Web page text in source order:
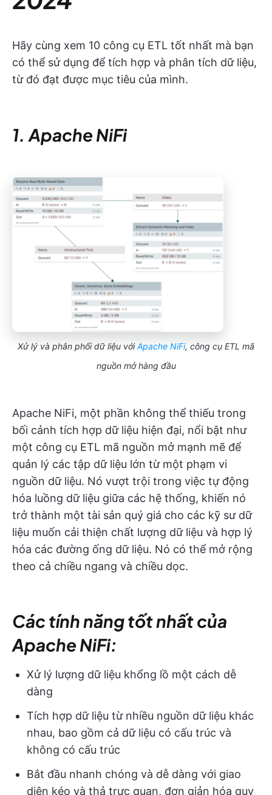
Hãy cùng xem 10 công cụ ETL tốt nhất mà bạn
có thể sử dụng để tích hợp và phân tích dữ liệu,
từ đó đạt được mục tiêu của mình.
1. Apache NiFi
Xử lý và phân phối dữ liệu vớiApache NiFi, công cụ ETL mã
nguồn mở hàng đầu
Apache NiFi, một phần không thể thiếu trong
bối cảnh tích hợp dữ liệu hiện đại, nổi bật như
một công cụ ETL mã nguồn mở mạnh mẽ để
quản lý các tập dữ liệu lớn từ một phạm vi
nguồn dữ liệu. Nó vượt trội trong việc tự động
hóa luồng dữ liệu giữa các hệ thống, khiến nó
trở thành một tài sản quý giá cho các kỹ sư dữ
liệu muốn cải thiện chất lượng dữ liệu và hợp lý
hóa các đường ống dữ liệu. Nó có thể mở rộng
theo cả chiều ngang và chiều dọc.
Các tính năng tốt nhất của
Apache NiFi:
Xử lý lượng dữ liệu khổng lồ một cách dễ
dàng
Tích hợp dữ liệu từ nhiều nguồn dữ liệu khác
nhau, bao gồm cả dữ liệu có cấu trúc và
không có cấu trúc
Bắt đầu nhanh chóng và dễ dàng với giao
diện kéo và thả trực quan, đơn giản hóa quy